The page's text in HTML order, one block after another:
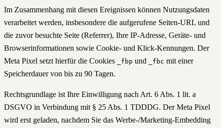
Im Zusammenhang mit diesen Ereignissen können Nutzungsdaten
verarbeitet werden, insbesondere die aufgerufene Seiten-URL und
die zuvor besuchte Seite (Referrer), Ihre IP-Adresse, Geräte- und
Browserinformationen sowie Cookie- und Klick-Kennungen. Der
Meta Pixel setzt hierfür die Cookies
_fbp und _fbc mit einer
Speicherdauer von bis zu 90 Tagen.
Rechtsgrundlage ist Ihre Einwilligung nach Art. 6 Abs. 1 lit. a
DSGVO in Verbindung mit § 25 Abs. 1 TDDDG. Der Meta Pixel
wird erst geladen, nachdem Sie das Werbe-/Marketing-Embedding